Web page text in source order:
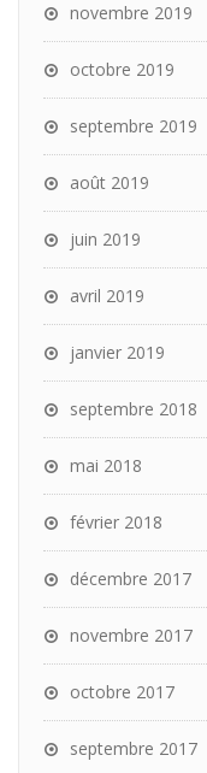
novembre 2019
octobre 2019
septembre 2019
août 2019
juin 2019
avril 2019
janvier 2019
septembre 2018
mai 2018
février 2018
décembre 2017
novembre 2017
octobre 2017
septembre 2017